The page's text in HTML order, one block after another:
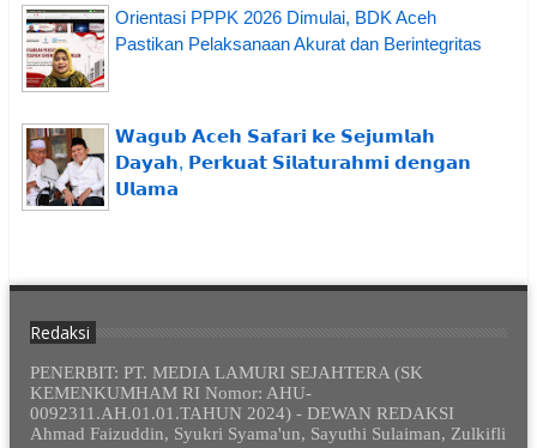
Orientasi PPPK 2026 Dimulai, BDK Aceh
Pastikan Pelaksanaan Akurat dan Berintegritas
𝗪𝗮𝗴𝘂𝗯 𝗔𝗰𝗲𝗵 𝗦𝗮𝗳𝗮𝗿𝗶 𝗸𝗲 𝗦𝗲𝗷𝘂𝗺𝗹𝗮𝗵
𝗗𝗮𝘆𝗮𝗵, 𝗣𝗲𝗿𝗸𝘂𝗮𝘁 𝗦𝗶𝗹𝗮𝘁𝘂𝗿𝗮𝗵𝗺𝗶 𝗱𝗲𝗻𝗴𝗮𝗻
𝗨𝗹𝗮𝗺𝗮
Redaksi
PENERBIT: PT. MEDIA LAMURI SEJAHTERA (SK
KEMENKUMHAM RI Nomor: AHU-
0092311.AH.01.01.TAHUN 2024) - DEWAN REDAKSI
Ahmad Faizuddin, Syukri Syama'un, Sayuthi Sulaiman, Zulkifli